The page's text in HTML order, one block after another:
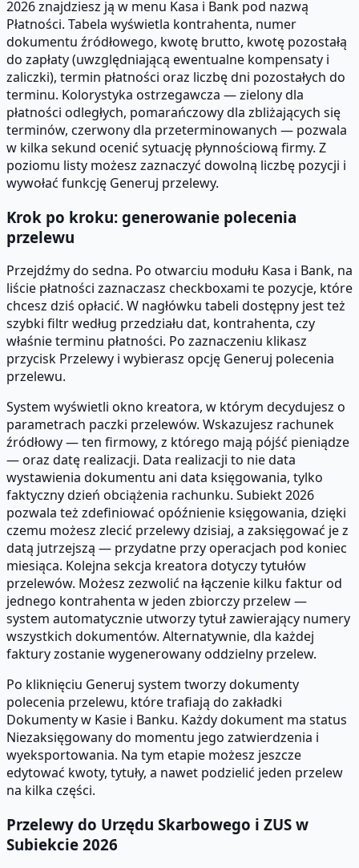
2026 znajdziesz ją w menu Kasa i Bank pod nazwą
Płatności. Tabela wyświetla kontrahenta, numer
dokumentu źródłowego, kwotę brutto, kwotę pozostałą
do zapłaty (uwzględniającą ewentualne kompensaty i
zaliczki), termin płatności oraz liczbę dni pozostałych do
terminu. Kolorystyka ostrzegawcza — zielony dla
płatności odległych, pomarańczowy dla zbliżających się
terminów, czerwony dla przeterminowanych — pozwala
w kilka sekund ocenić sytuację płynnościową firmy. Z
poziomu listy możesz zaznaczyć dowolną liczbę pozycji i
wywołać funkcję Generuj przelewy.
Krok po kroku: generowanie polecenia
przelewu
Przejdźmy do sedna. Po otwarciu modułu Kasa i Bank, na
liście płatności zaznaczasz checkboxami te pozycje, które
chcesz dziś opłacić. W nagłówku tabeli dostępny jest też
szybki filtr według przedziału dat, kontrahenta, czy
właśnie terminu płatności. Po zaznaczeniu klikasz
przycisk Przelewy i wybierasz opcję Generuj polecenia
przelewu.
System wyświetli okno kreatora, w którym decydujesz o
parametrach paczki przelewów. Wskazujesz rachunek
źródłowy — ten firmowy, z którego mają pójść pieniądze
— oraz datę realizacji. Data realizacji to nie data
wystawienia dokumentu ani data księgowania, tylko
faktyczny dzień obciążenia rachunku. Subiekt 2026
pozwala też zdefiniować opóźnienie księgowania, dzięki
czemu możesz zlecić przelewy dzisiaj, a zaksięgować je z
datą jutrzejszą — przydatne przy operacjach pod koniec
miesiąca. Kolejna sekcja kreatora dotyczy tytułów
przelewów. Możesz zezwolić na łączenie kilku faktur od
jednego kontrahenta w jeden zbiorczy przelew —
system automatycznie utworzy tytuł zawierający numery
wszystkich dokumentów. Alternatywnie, dla każdej
faktury zostanie wygenerowany oddzielny przelew.
Po kliknięciu Generuj system tworzy dokumenty
polecenia przelewu, które trafiają do zakładki
Dokumenty w Kasie i Banku. Każdy dokument ma status
Niezaksięgowany do momentu jego zatwierdzenia i
wyeksportowania. Na tym etapie możesz jeszcze
edytować kwoty, tytuły, a nawet podzielić jeden przelew
na kilka części.
Przelewy do Urzędu Skarbowego i ZUS w
Subiekcie 2026